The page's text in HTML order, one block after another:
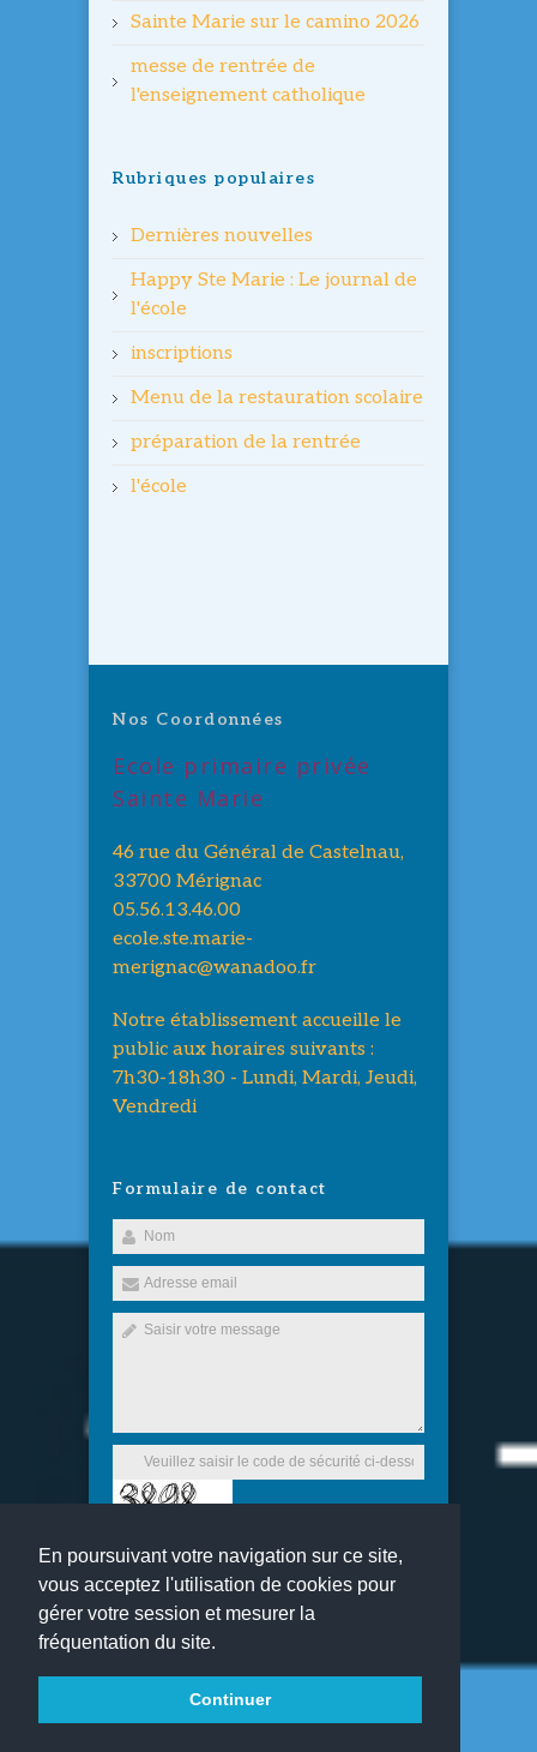
En poursuivant votre navigation sur ce site,
vous acceptez l'utilisation de cookies pour
gérer votre session et mesurer la
fréquentation du site.
Continuer
Sainte Marie sur le camino 2026
messe de rentrée de
l'enseignement catholique
Rubriques populaires
Dernières nouvelles
Happy Ste Marie : Le journal de
l'école
inscriptions
Menu de la restauration scolaire
préparation de la rentrée
l'école
Nos Coordonnées
Ecole primaire privée
Sainte Marie
46 rue du Général de Castelnau,
33700 Mérignac
05.56.13.46.00
ecole.ste.marie-
merignac@wanadoo.fr
Notre établissement accueille le
public aux horaires suivants :
7h30-18h30 - Lundi, Mardi, Jeudi,
Vendredi
Formulaire de contact
Envoyer
Tous droits réservés
websco